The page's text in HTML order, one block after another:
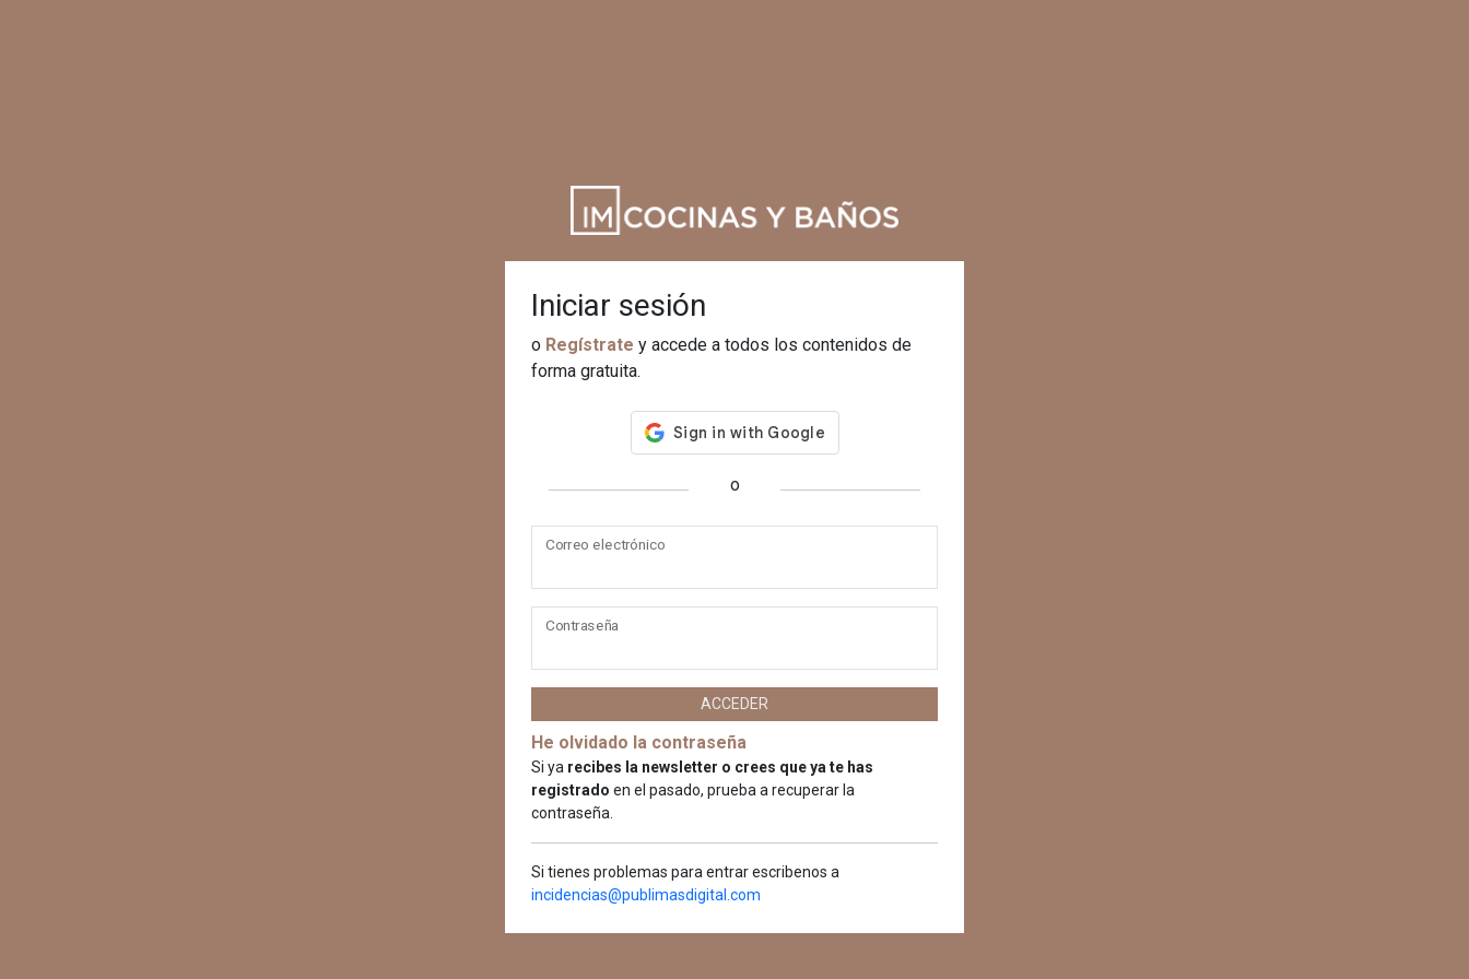
Iniciar sesión
o Regístrate y accede a todos los contenidos de
forma gratuita.
o
Correo electrónico
Contraseña
ACCEDER
He olvidado la contraseña
Si ya recibes la newsletter o crees que ya te has
registrado en el pasado, prueba a recuperar la
contraseña.
Si tienes problemas para entrar escribenos a
incidencias@publimasdigital.com